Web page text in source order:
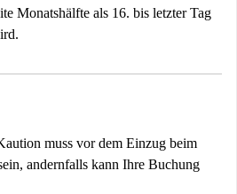
Monatshälfte als 16. bis letzter Tag
muss vor dem Einzug beim
andernfalls kann Ihre Buchung